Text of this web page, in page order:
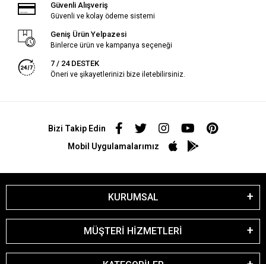
Güvenli Alışveriş
Güvenli ve kolay ödeme sistemi
Geniş Ürün Yelpazesi
Binlerce ürün ve kampanya seçeneği
7 / 24 DESTEK
Öneri ve şikayetlerinizi bize iletebilirsiniz.
Bizi Takip Edin
Mobil Uygulamalarımız
KURUMSAL
MÜŞTERİ HİZMETLERİ